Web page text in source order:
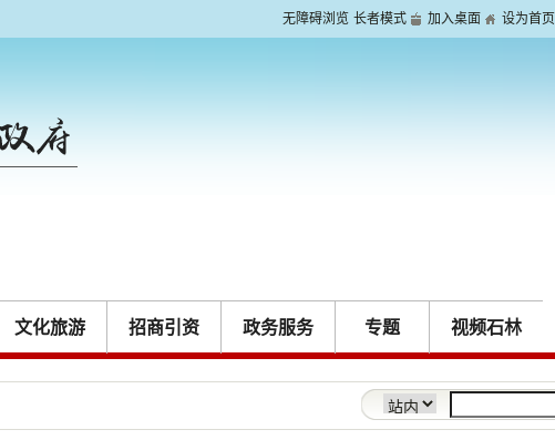
无障碍浏览 长者模式 加入桌面 设为首页
文化旅游 招商引资 政务服务 专题 视频石林